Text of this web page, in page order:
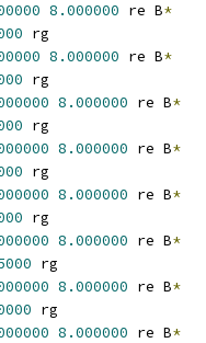
8.000000 re B*
rg
8.000000 re B*
rg
8.000000 re B*
rg
8.000000 re B*
rg
8.000000 re B*
rg
8.000000 re B*
rg
8.000000 re B*
rg
8.000000 re B*